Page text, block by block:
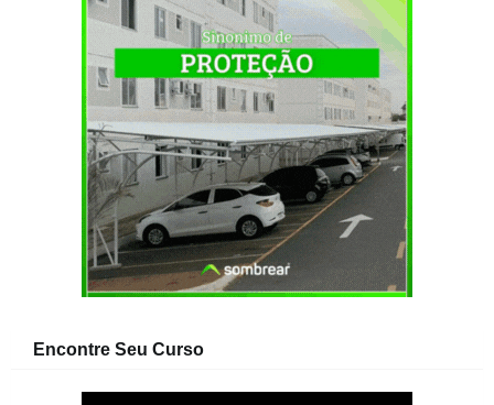
Encontre Seu Curso